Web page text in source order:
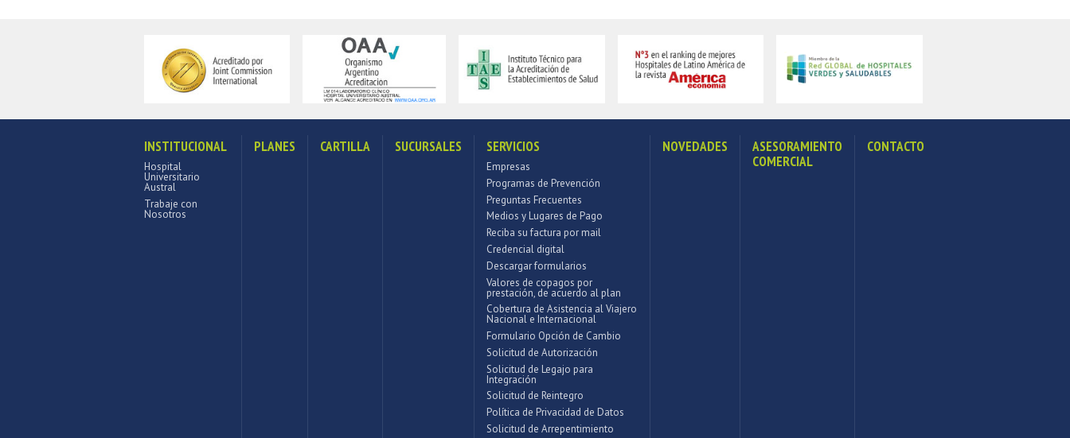
INSTITUCIONAL
Hospital
Universitario
Austral
Trabaje con
Nosotros
PLANES CARTILLA SUCURSALES SERVICIOS
Empresas
Programas de Prevención
Preguntas Frecuentes
Medios y Lugares de Pago
Reciba su factura por mail
Credencial digital
Descargar formularios
Valores de copagos por
prestación, de acuerdo al plan
Cobertura de Asistencia al Viajero
Nacional e Internacional
Formulario Opción de Cambio
Solicitud de Autorización
Solicitud de Legajo para
Integración
Solicitud de Reintegro
Política de Privacidad de Datos
Solicitud de Arrepentimiento
NOVEDADES
ASESORAMIENTO
COMERCIAL
CONTACTO